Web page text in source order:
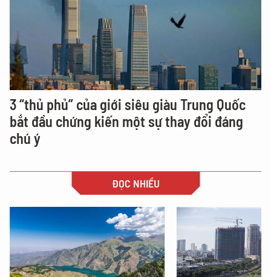
3 “thủ phủ” của giới siêu giàu Trung Quốc
bắt đầu chứng kiến một sự thay đổi đáng
chú ý
ĐỌC NHIỀU